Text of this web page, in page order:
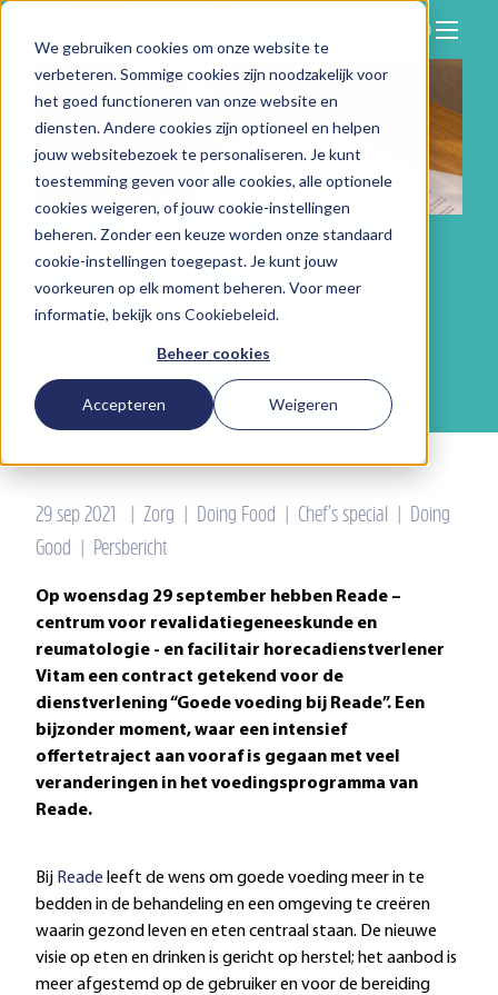
We gebruiken cookies om onze website te
verbeteren. Sommige cookies zijn noodzakelijk voor
het goed functioneren van onze website en
diensten. Andere cookies zijn optioneel en helpen
jouw websitebezoek te personaliseren. Je kunt
toestemming geven voor alle cookies, alle optionele
cookies weigeren, of jouw cookie-instellingen
beheren. Zonder een keuze worden onze standaard
cookie-instellingen toegepast. Je kunt jouw
voorkeuren op elk moment beheren. Voor meer
informatie, bekijk ons Cookiebeleid.
Beheer cookies
Accepteren Weigeren
Hier vind je ons
Onze aanpak
Over Vitam
Nieuws
Contact
Werken bij
Zoeken
PERSBERICHT - VITAM
GEEFT INVULLING AAN
GOEDE VOEDING BIJ
READE
29 sep 2021 | Zorg | Doing Food | Chef's special | Doing
Good | Persbericht
Op woensdag 29 september hebben Reade –
centrum voor revalidatiegeneeskunde en
reumatologie - en facilitair horecadienstverlener
Vitam een contract getekend voor de
dienstverlening “Goede voeding bij Reade”. Een
bijzonder moment, waar een intensief
offertetraject aan vooraf is gegaan met veel
veranderingen in het voedingsprogramma van
Reade.
Bij Reade leeft de wens om goede voeding meer in te
bedden in de behandeling en een omgeving te creëren
waarin gezond leven en eten centraal staan. De nieuwe
visie op eten en drinken is gericht op herstel; het aanbod is
meer afgestemd op de gebruiker en voor de bereiding